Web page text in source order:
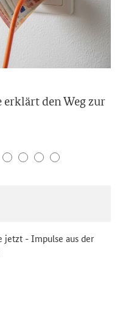
den Weg zur
jetzt - Impulse aus der